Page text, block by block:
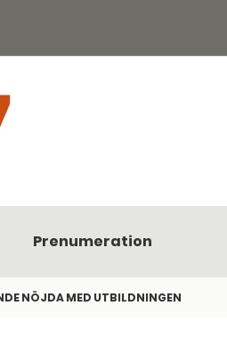
Prenumeration
NÖJDA MED UTBILDNINGEN